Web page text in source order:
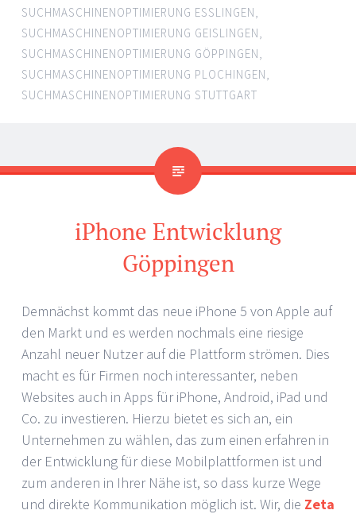
SUCHMASCHINENOPTIMIERUNG ESSLINGEN
SUCHMASCHINENOPTIMIERUNG GEISLINGEN
SUCHMASCHINENOPTIMIERUNG GÖPPINGEN
SUCHMASCHINENOPTIMIERUNG PLOCHINGEN
SUCHMASCHINENOPTIMIERUNG STUTTGART
iPhone Entwicklung
Göppingen
Demnächst kommt das neue iPhone 5 von Apple auf
den Markt und es werden nochmals eine riesige
Anzahl neuer Nutzer auf die Plattform strömen. Dies
macht es für Firmen noch interessanter, neben
Websites auch in Apps für iPhone, Android, iPad und
Co. zu investieren. Hierzu bietet es sich an, ein
Unternehmen zu wählen, das zum einen erfahren in
der Entwicklung für diese Mobilplattformen ist und
zum anderen in Ihrer Nähe ist, so dass kurze Wege
und direkte Kommunikation möglich ist. Wir, die Zeta